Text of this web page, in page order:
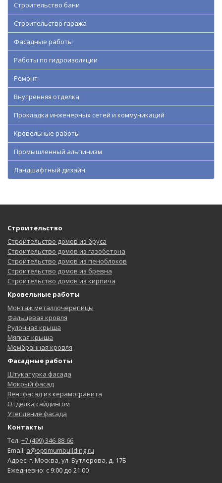
Строительство бани
Строительство гаража
Фасадные работы
Работы по гидроизоляции
Ремонт
Внутренняя отделка
Прокладка инженерных сетей и коммуникаций
Кровельные работы
Промышленный альпинизм
Ландшафтный дизайн
Строительство
Строительство домов из бруса
Строительство домов из газобетона
Строительство домов из пеноблоков
Строительство домов из бревна
Строительство домов из кирпича
Кровельные работы
Монтаж металлочерепицы
Фальцевая кровля
Рулонная крыша
Мягкая крыша
Мембранная кровля
Фасадные работы
Штукатурка фасада
Мокрый фасад
Вентфасад из керамогранита
Отделка сайдингом
Утепление фасада
Контакты
Тел: +7 (499) 346-88-66
Email: a@optimumbuilding.ru
Адрес: г. Москва, ул. Бутлерова, д. 17Б
Ежедневно: с 9:00 до 21:00